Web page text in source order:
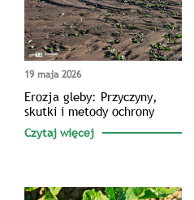
19 maja 2026
Erozja gleby: Przyczyny,
skutki i metody ochrony
Czytaj więcej